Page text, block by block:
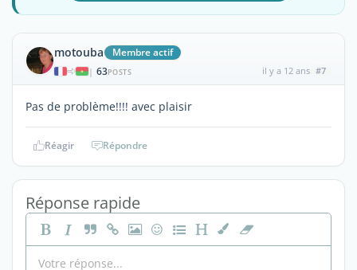
motouba Membre actif
| 63POSTS il y a 12 ans #7
Pas de problème!!!! avec plaisir
Réagir Répondre
Réponse rapide